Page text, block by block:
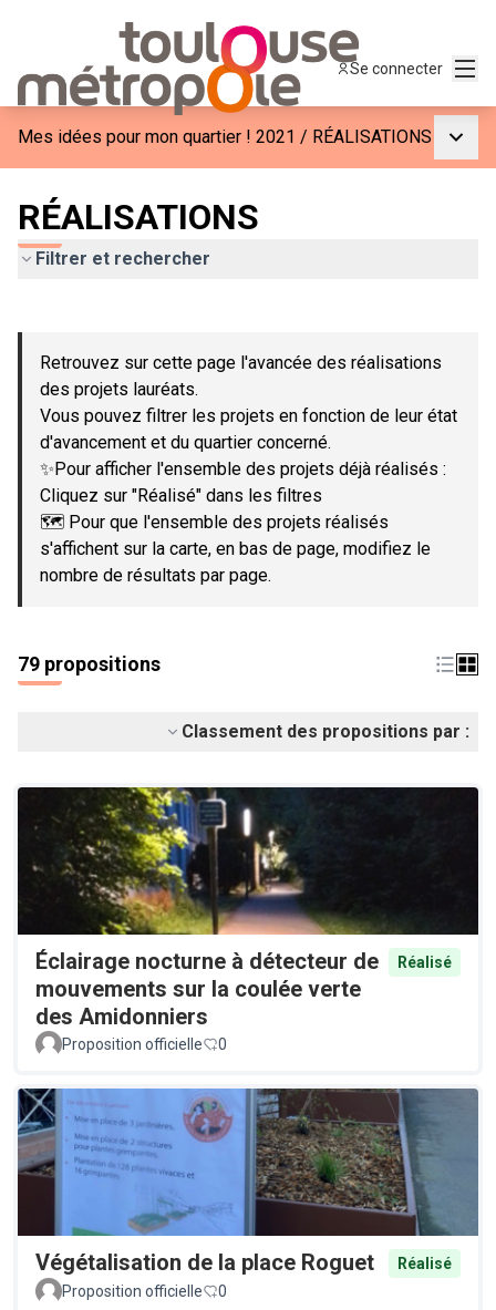
Se connecter
Mes idées pour mon quartier ! 2021 / RÉALISATIONS
RÉALISATIONS
Filtrer et rechercher
−
Retrouvez sur cette page l'avancée des réalisations
des projets lauréats.
Vous pouvez filtrer les projets en fonction de leur état
d'avancement et du quartier concerné.
✨Pour afficher l'ensemble des projets déjà réalisés :
Cliquez sur "Réalisé" dans les filtres
🗺️ Pour que l'ensemble des projets réalisés
s'affichent sur la carte, en bas de page, modifiez le
nombre de résultats par page.
79 propositions
Classement des propositions par :
Éclairage nocturne à détecteur de
mouvements sur la coulée verte
des Amidonniers
Réalisé
Proposition officielle 0
Végétalisation de la place Roguet
Réalisé
Proposition officielle
0